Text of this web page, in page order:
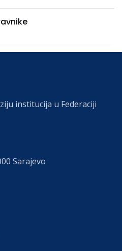
institucija u Federaciji
Sarajevo